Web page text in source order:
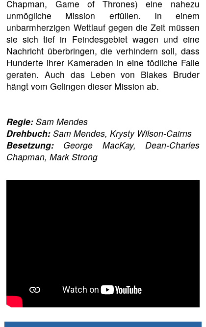
Chapman, Game of Thrones) eine nahezu
unmögliche Mission erfüllen. In einem
unbarmherzigen Wettlauf gegen die Zeit müssen
sie sich tief in Feindesgebiet wagen und eine
Nachricht überbringen, die verhindern soll, dass
Hunderte ihrer Kameraden in eine tödliche Falle
geraten. Auch das Leben von Blakes Bruder
hängt vom Gelingen dieser Mission ab.
Regie: Sam Mendes
Drehbuch: Sam Mendes, Krysty Wilson-Cairns
Besetzung: George MacKay, Dean-Charles
Chapman, Mark Strong